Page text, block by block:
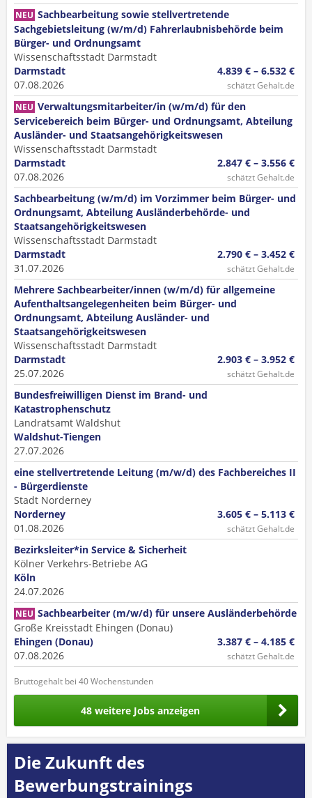
NEU Sachbearbeitung sowie stellvertretende
Sachgebietsleitung (w/m/d) Fahrerlaubnisbehörde beim
Bürger- und Ordnungsamt
Wissenschaftsstadt Darmstadt
Darmstadt
07.08.2026
4.839 € – 6.532 €
schätzt Gehalt.de
NEU Verwaltungsmitarbeiter/in (w/m/d) für den
Servicebereich beim Bürger- und Ordnungsamt, Abteilung
Ausländer- und Staatsangehörigkeitswesen
Wissenschaftsstadt Darmstadt
Darmstadt
07.08.2026
2.847 € – 3.556 €
schätzt Gehalt.de
Sachbearbeitung (w/m/d) im Vorzimmer beim Bürger- und
Ordnungsamt, Abteilung Ausländerbehörde- und
Staatsangehörigkeitswesen
Wissenschaftsstadt Darmstadt
Darmstadt
31.07.2026
2.790 € – 3.452 €
schätzt Gehalt.de
Mehrere Sachbearbeiter/innen (w/m/d) für allgemeine
Aufenthaltsangelegenheiten beim Bürger- und
Ordnungsamt, Abteilung Ausländer- und
Staatsangehörigkeitswesen
Wissenschaftsstadt Darmstadt
Darmstadt
25.07.2026
2.903 € – 3.952 €
schätzt Gehalt.de
Bundesfreiwilligen Dienst im Brand- und
Katastrophenschutz
Landratsamt Waldshut
Waldshut-Tiengen
27.07.2026
eine stellvertretende Leitung (m/w/d) des Fachbereiches II
- Bürgerdienste
Stadt Norderney
Norderney
01.08.2026
3.605 € – 5.113 €
schätzt Gehalt.de
Bezirksleiter*in Service & Sicherheit
Kölner Verkehrs-Betriebe AG
Köln
24.07.2026
NEU Sachbearbeiter (m/w/d) für unsere Ausländerbehörde
Große Kreisstadt Ehingen (Donau)
Ehingen (Donau)
07.08.2026
3.387 € – 4.185 €
schätzt Gehalt.de
Bruttogehalt bei 40 Wochenstunden
48 weitere Jobs anzeigen
Die Zukunft des
Bewerbungstrainings